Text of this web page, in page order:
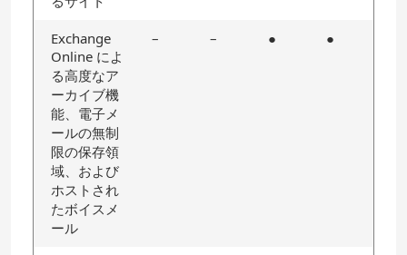
Exchange
Online によ
る高度なア
ーカイブ機
能、電子メ
ールの無制
限の保存領
域、および
ホストされ
たボイスメ
ール
– – ● ●